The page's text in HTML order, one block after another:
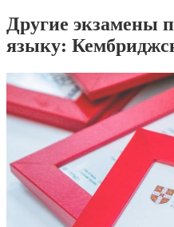
Другие экзамены
языку: